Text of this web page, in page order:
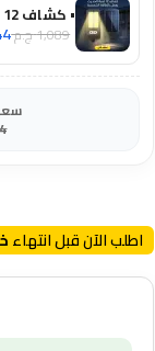
• كشاف 12 لمبة الحديث يعمل بالطاقة الشمسية
1,089ج.م
اطلب الآن قبل انتهاء